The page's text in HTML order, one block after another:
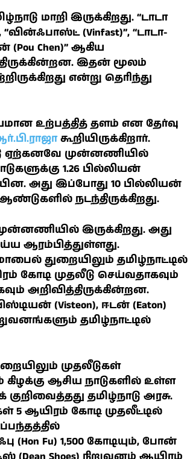
மாறி இருக்கிறது. “டாடா
(Vinfast)”, “டாடா-
(Pou Chen)” ஆகிய
இதன் மூலம்
என்று தெரிந்து
உற்பத்தித் தளம் என தேர்வு
கூறியிருக்கிறார்.
ஏற்கனவே முன்னணியில்
1.26 பில்லியன்
அது இப்போது 10 பில்லியன்
நடந்திருக்கிறது.
இருக்கிறது. அது
ஆரம்பித்துள்ளது.
துறையிலும் தமிழ்நாட்டில்
கோடி முதலீடு செய்வதாகவும்
அறிவித்திருக்கின்றன.
(Visteon), ஈடன் (Eaton)
தமிழ்நாட்டில்
முதலீடுகள்
ஆசிய நாடுகளில் உள்ள
தமிழ்நாடு அரசு.
ஆயிரம் கோடி முதலீட்டில்
Fu) 1,500 கோடியும், போன்